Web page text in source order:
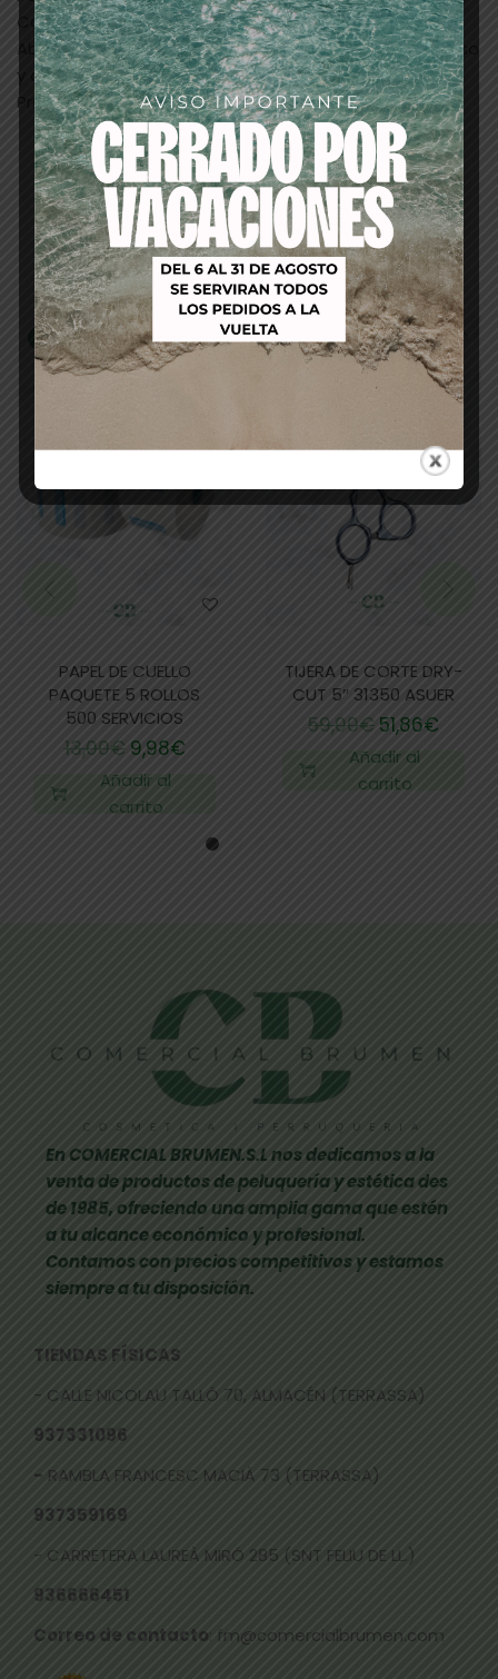
Con ajuste mediante cinta a la cintura.
Abertura para cuello aportando un total confort de uso
y adaptabilidad.
Producto libre de látex.
Productos relacionados
-23%
PAPEL DE CUELLO
PAQUETE 5 ROLLOS
500 SERVICIOS
13,00€ 9,98€
Añadir al
carrito
-12%
TIJERA DE CORTE DRY-
CUT 5″ 31350 ASUER
59,00€ 51,86€
Añadir al
carrito
En COMERCIAL BRUMEN.S.L nos dedicamos a la
venta de productos de peluquería y estética des
de 1985, ofreciendo una amplia gama que estén
a tu alcance económico y profesional.
Contamos con precios competitivos y estamos
siempre a tu disposición.
TIENDAS FÍSICAS
- CALLE NICOLAU TALLÓ 70, ALMACÉN (TERRASSA)
937331096
- RAMBLA FRANCESC MACIÀ 73 (TERRASSA)
937359169
- CARRETERA LAUREÀ MIRÓ 285 (SNT FELIU DE LL.)
936666451
Correo de contacto: fm@comercialbrumen.com